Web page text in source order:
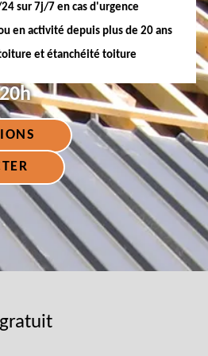
sur 7j/7 en cas d'urgence
en activité depuis plus de 20 ans
et étanchéité toiture